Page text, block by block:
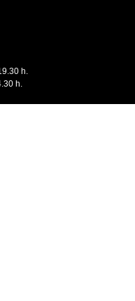
h.
h.